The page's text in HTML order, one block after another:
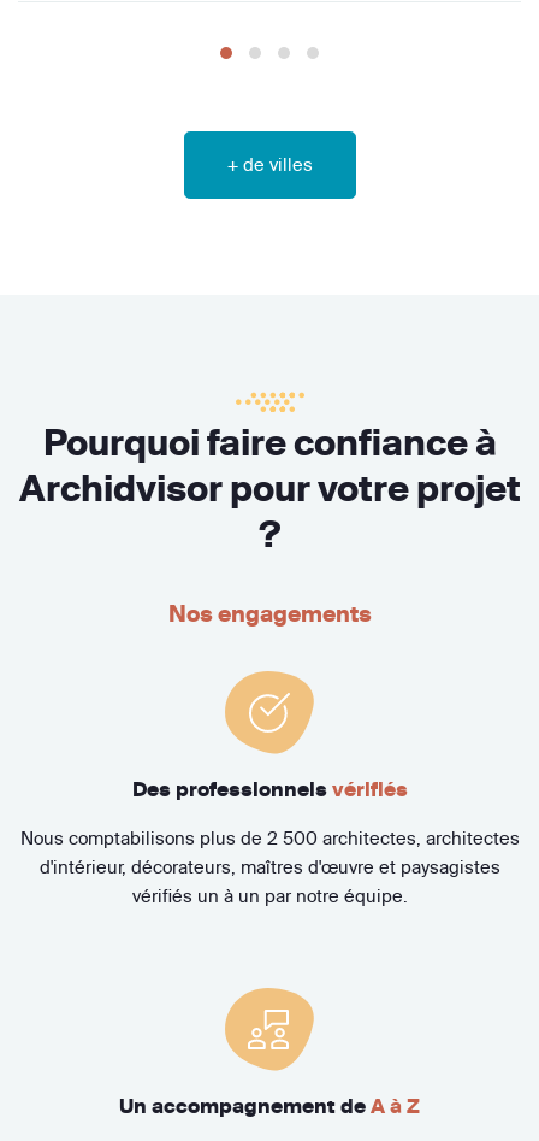
+ de villes
Pourquoi faire confiance à
Archidvisor pour votre projet
?
Nos engagements
Des professionnels vérifiés
Nous comptabilisons plus de 2 500 architectes, architectes
d'intérieur, décorateurs, maîtres d'œuvre et paysagistes
vérifiés un à un par notre équipe.
Un accompagnement de A à Z